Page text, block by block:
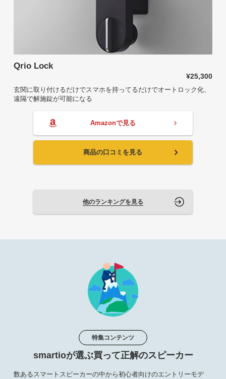
Qrio Lock
¥25,300
玄関に取り付けるだけでスマホを持ってるだけでオートロック化、
遠隔で解施錠が可能になる
Amazonで見る
商品の口コミを見る
他のランキングを見る
特集コンテンツ
smartioが選ぶ買って正解のスピーカー
数あるスマートスピーカーの中から初心者向けのエントリーモデ